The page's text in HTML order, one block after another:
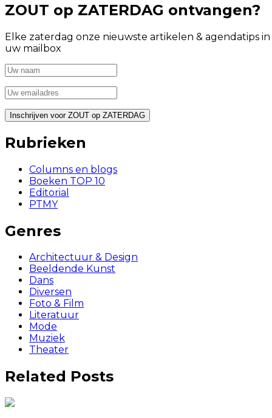
ZOUT op ZATERDAG ontvangen?
Elke zaterdag onze nieuwste artikelen & agendatips in
uw mailbox
Rubrieken
Columns en blogs
Boeken TOP 10
Editorial
PTMY
Genres
Architectuur & Design
Beeldende Kunst
Dans
Diversen
Foto & Film
Literatuur
Mode
Muziek
Theater
Related Posts